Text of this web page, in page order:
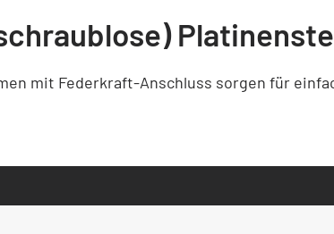
mit Federkraft-Anschluss sorgen für